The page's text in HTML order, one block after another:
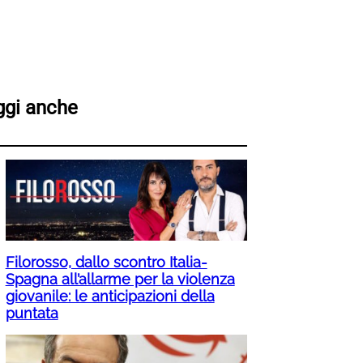
anche
Filorosso, dallo scontro Italia-
Spagna all’allarme per la violenza
giovanile: le anticipazioni della
puntata